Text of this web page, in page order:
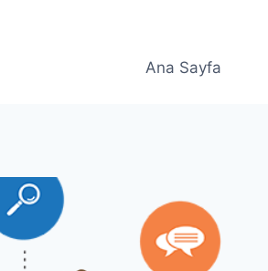
Ana Sayfa